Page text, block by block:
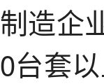
制造企
0台套